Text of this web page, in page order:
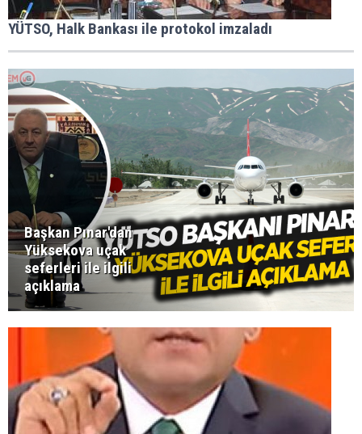
YÜTSO, Halk Bankası ile protokol imzaladı
Başkan Pınar'dan
Yüksekova uçak
seferleri ile ilgili
açıklama